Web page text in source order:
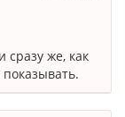
же, как